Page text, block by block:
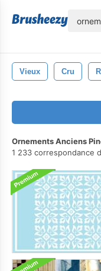
Vieux Cru
Ornements Anciens
1 233 correspondance